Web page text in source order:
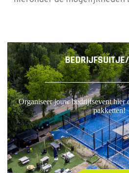
Organiseer jouw bedrijfsevent hier
pakketten!